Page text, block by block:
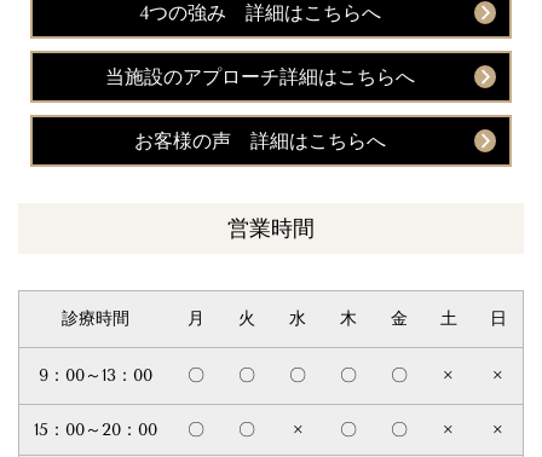
4つの強み 詳細はこちらへ
当施設のアプローチ詳細はこちらへ
お客様の声 詳細はこちらへ
営業時間
診療時間 月 火 水 木 金 土 日
9：00～13：00 〇 〇 〇 〇 〇 × ×
15：00～20：00 〇 〇 × 〇 〇 × ×